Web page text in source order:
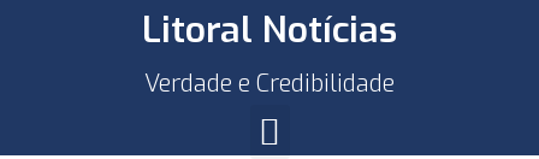
Litoral Notícias
Verdade e Credibilidade